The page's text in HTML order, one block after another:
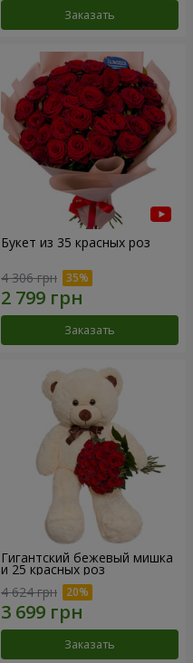
Заказать
Букет из 35 красных роз
4 306 грн
Заказать
Гигантский бежевый мишка
и 25 красных роз
4 624 грн
Заказать